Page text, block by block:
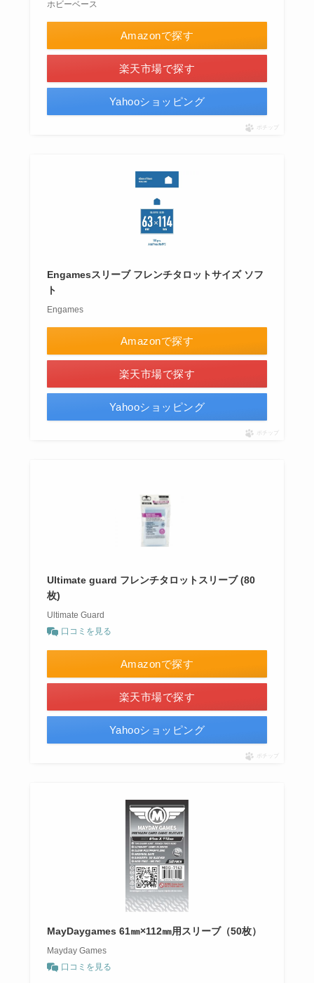
ホビーベース
Amazonで探す
楽天市場で探す
Yahooショッピング
ポチップ
Engamesスリーブ フレンチタロットサイズ ソフ
ト
Engames
Amazonで探す
楽天市場で探す
Yahooショッピング
ポチップ
Ultimate guard フレンチタロットスリーブ (80
枚)
Ultimate Guard
口コミを見る
Amazonで探す
楽天市場で探す
Yahooショッピング
ポチップ
MayDaygames 61㎜×112㎜用スリーブ（50枚）
Mayday Games
口コミを見る